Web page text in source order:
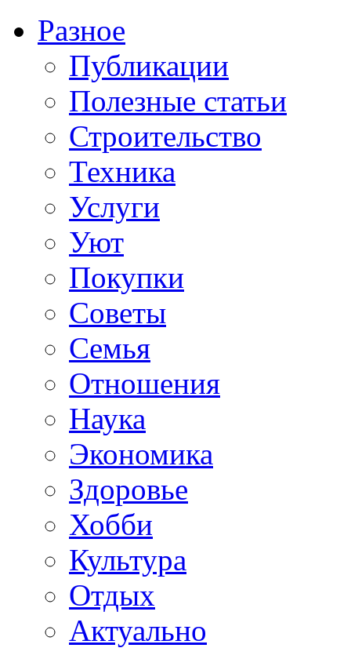
Разное
Публикации
Полезные статьи
Строительство
Техника
Услуги
Уют
Покупки
Советы
Семья
Отношения
Наука
Экономика
Здоровье
Хобби
Культура
Отдых
Актуально